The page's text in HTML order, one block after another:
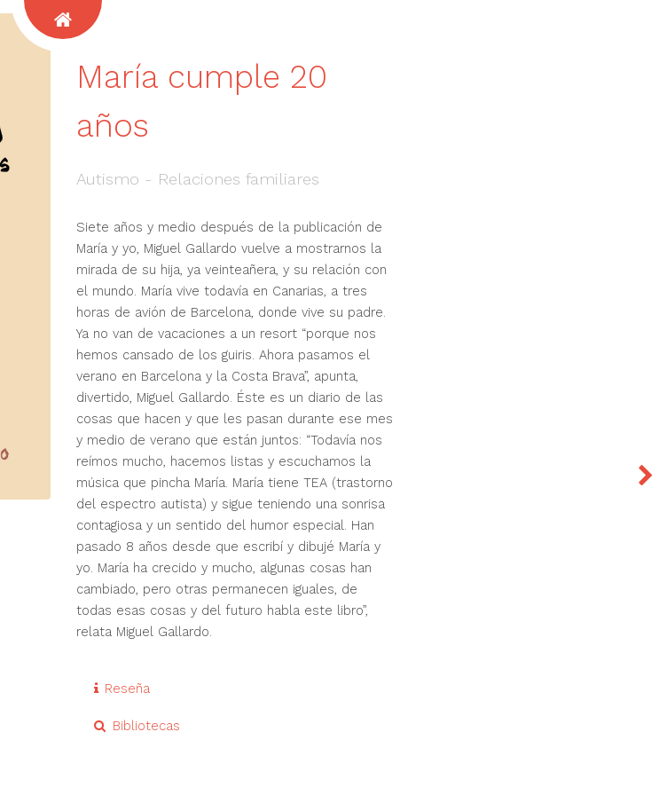
María cumple 20
años
Autismo - Relaciones familiares
Siete años y medio después de la publicación de
María y yo, Miguel Gallardo vuelve a mostrarnos la
mirada de su hija, ya veinteañera, y su relación con
el mundo. María vive todavía en Canarias, a tres
horas de avión de Barcelona, donde vive su padre.
Ya no van de vacaciones a un resort “porque nos
hemos cansado de los guiris. Ahora pasamos el
verano en Barcelona y la Costa Brava”, apunta,
divertido, Miguel Gallardo. Éste es un diario de las
cosas que hacen y que les pasan durante ese mes
y medio de verano que están juntos: “Todavía nos
reímos mucho, hacemos listas y escuchamos la
música que pincha María. María tiene TEA (trastorno
del espectro autista) y sigue teniendo una sonrisa
contagiosa y un sentido del humor especial. Han
pasado 8 años desde que escribí y dibujé María y
yo. María ha crecido y mucho, algunas cosas han
cambiado, pero otras permanecen iguales, de
todas esas cosas y del futuro habla este libro”,
relata Miguel Gallardo.
Reseña
Bibliotecas